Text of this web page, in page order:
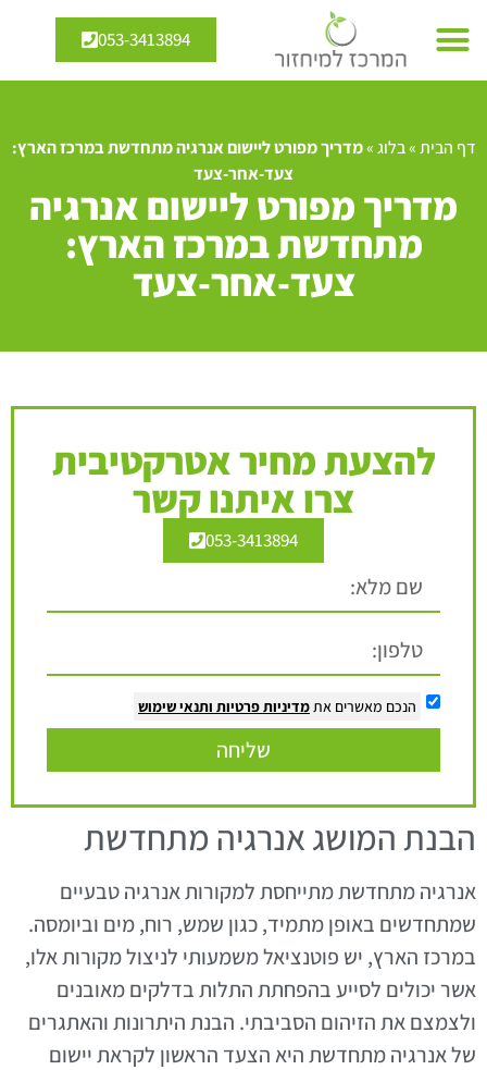
053-3413894
דף הבית»בלוג»מדריך מפורט ליישום אנרגיה מתחדשת במרכז הארץ:
צעד-אחר-צעד
מדריך מפורט ליישום אנרגיה
מתחדשת במרכז הארץ:
צעד-אחר-צעד
להצעת מחיר אטרקטיבית
צרו איתנו קשר
053-3413894
הנכם מאשרים את מדיניות פרטיות ותנאי שימוש
שליחה
הבנת המושג אנרגיה מתחדשת
אנרגיה מתחדשת מתייחסת למקורות אנרגיה טבעיים
שמתחדשים באופן מתמיד, כגון שמש, רוח, מים וביומסה.
במרכז הארץ, יש פוטנציאל משמעותי לניצול מקורות אלו,
אשר יכולים לסייע בהפחתת התלות בדלקים מאובנים
ולצמצם את הזיהום הסביבתי. הבנת היתרונות והאתגרים
של אנרגיה מתחדשת היא הצעד הראשון לקראת יישום